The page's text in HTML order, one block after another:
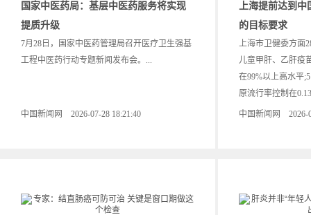
国家中医药局：基层中医药服务将实现
提质升级
7月28日，国家中医药管理局召开医疗卫生强基
工程中医药行动专题新闻发布会。...
中国新闻网 2026-07-28 18:21:40
上海提前达到中
的目标要求
上海市卫健委方面
儿童甲肝、乙肝疫
在99%以上高水平
原流行率控制在
中国新闻网 2026-